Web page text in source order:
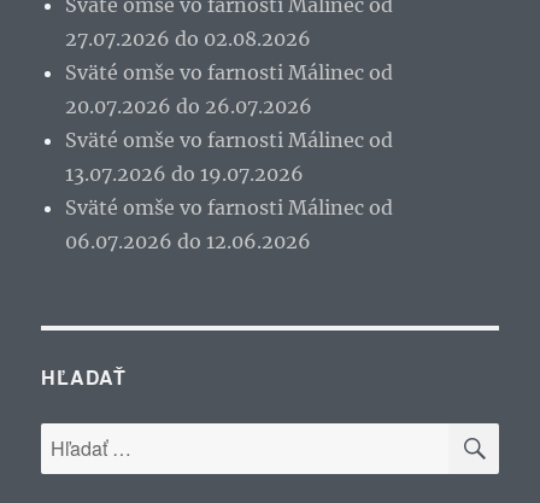
27.07.2026 do 02.08.2026
Sväté omše vo farnosti Málinec od
20.07.2026 do 26.07.2026
Sväté omše vo farnosti Málinec od
13.07.2026 do 19.07.2026
Sväté omše vo farnosti Málinec od
06.07.2026 do 12.06.2026
HĽADAŤ
Hľadať: